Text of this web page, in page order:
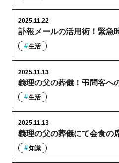
訃報メールの活用術！緊急
2025.11.22
生活
義理の父の葬儀！弔問客へ
2025.11.13
生活
義理の父の葬儀にて会食の
2025.11.13
知識